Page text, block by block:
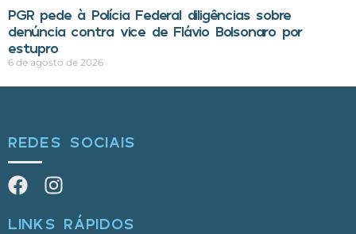
PGR pede à Polícia Federal diligências sobre
denúncia contra vice de Flávio Bolsonaro por
estupro
6 de agosto de 2026
REDES SOCIAIS
LINKS RÁPIDOS